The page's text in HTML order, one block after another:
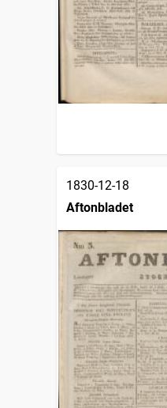
1830-12-18
Aftonbladet